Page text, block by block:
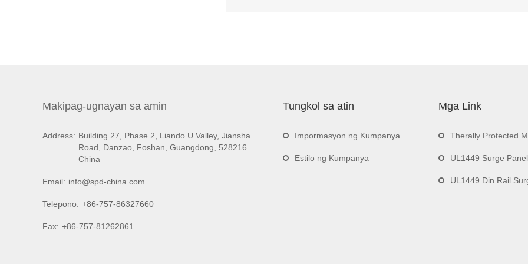
Makipag-ugnayan sa amin
Address: Building 27, Phase 2, Liando U Valley, Jiansha
Road, Danzao, Foshan, Guangdong, 528216
China
Email: info@spd-china.com
Telepono: +86-757-86327660
Fax: +86-757-81262861
Tungkol sa atin
Impormasyon ng Kumpanya
Estilo ng Kumpanya
Mga Link
Therally Protected
UL1449 Surge Panel
UL1449 Din Rail Surge